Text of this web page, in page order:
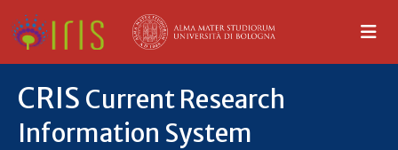
CRIS Current Research
Information System